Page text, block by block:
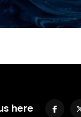
here